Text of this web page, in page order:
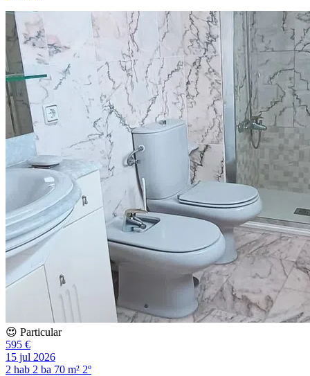
😍 Particular
595 €
15 jul 2026
2 hab 2 ba 70 m² 2º